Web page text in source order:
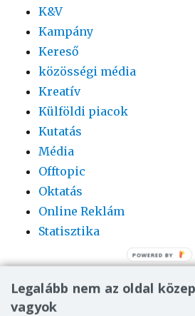
K&V
Kampány
Kereső
közösségi média
Kreatív
Külföldi piacok
Kutatás
Média
Offtopic
Oktatás
Online Reklám
Statisztika
Legalább nem az oldal
vagyok
POWERED
BY